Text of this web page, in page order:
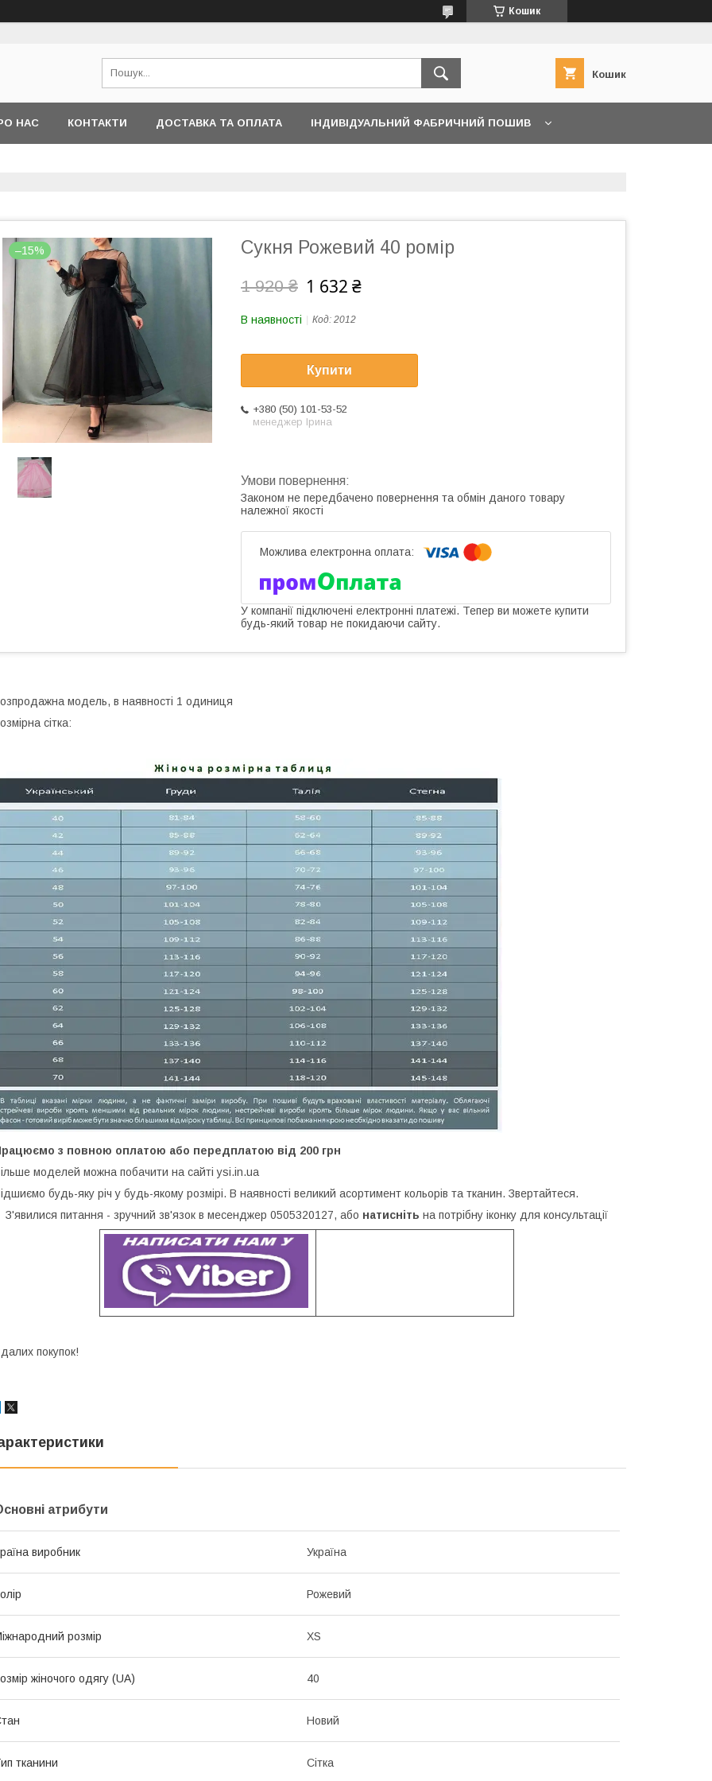
Кошик
Кошик
НАС КОНТАКТИ ДОСТАВКА ТА ОПЛАТА ІНДИВІДУАЛЬНИЙ ФАБРИЧНИЙ ПОШИВ
–15% Сукня Рожевий 40 ромір
1 920 ₴ 1 632 ₴
В наявності Код: 2012
Купити
+380 (50) 101-53-52
менеджер Ірина
Законом не передбачено повернення та обмін даного товару
належної якості
У компанії підключені електронні платежі. Тепер ви можете купити
будь-який товар не покидаючи сайту.
модель, в наявності 1 одиниця
сітка:
з повною оплатою або передплатою від 200 грн
моделей можна побачити на сайті ysi.in.ua
будь-яку річ у будь-якому розмірі. В наявності великий асортимент кольорів та тканин. Звертайтеся.
З'явилися питання - зручний зв'язок в месенджер 0505320127, або натисніть на потрібну іконку для консультації
покупок!
атрибути
виробник Україна
Рожевий
розмір XS
жіночого одягу (UA) 40
Новий
тканини Сітка